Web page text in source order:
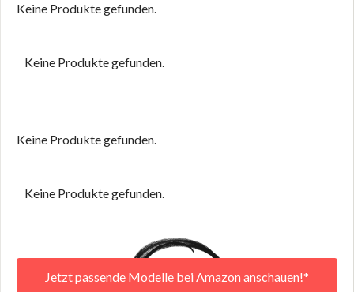
Keine Produkte gefunden.
Keine Produkte gefunden.
Keine Produkte gefunden.
Keine Produkte gefunden.
Jetzt passende Modelle bei Amazon anschauen!*